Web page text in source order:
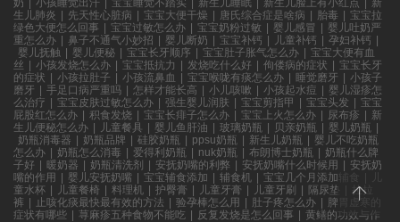
生儿肺炎 | 先天性心脏病 | 宝宝大便干燥 | 唐氏综合症是啥病 | 胎毒 | 宝宝拉
绿色大便怎么回事 | 宝宝过敏怎么办 | 宝宝奶粉过敏 | 婴儿感冒 | 婴儿吐奶严
重怎么办 | 鼻子不通气小妙招 | 婴儿断奶 | 宝宝补钙 | 儿童补钙 | 孕妇补钙 |
婴儿抚触 | 婴儿便秘 | 宝宝长牙顺序 | 宝宝肚子胀气怎么办 | 宝宝大便有血
丝 | 小孩发烧怎么办 | 宝宝抵抗力 | 发烧吃什么好 | 佝偻病的症状 | 宝宝长牙
的症状 | 小孩拉肚子 | 小孩流鼻血 | 宝宝喉咙有痰怎么办 | 睡觉磨牙 | 小孩子
磨牙 | 手足口病严重吗 | 怎样才能长高 | 小儿咳嗽 | 小孩起水痘 | 婴儿湿疹怎
么治疗 | 宝宝皮肤过敏怎么办 | 强生婴儿润肤 | 宝宝剪指甲 | 宝宝头发 | 宝宝
屁股红怎么办 | 积食发烧 | 宝宝长痱子怎么办 | 宝宝上火怎么办 | 尿布疹 | 新
生儿便秘怎么办 | 儿童餐具 | 婴儿鱼肝油 | 玻璃奶瓶 | 贝亲奶瓶 | 婴儿奶瓶 |
奶瓶消毒器 | 奶瓶品牌 | 硅胶奶瓶 | ppsu奶瓶 | 新生儿奶瓶 | 婴儿不吃奶瓶
怎么办 | 奶瓶怎么消毒 | 爱得利奶瓶 | nuk奶瓶 | 布朗博士奶瓶 | 奶瓶什么牌
子好 | 暖奶器 | 奶瓶清洗剂 | 安抚奶嘴的利弊 | 安抚奶嘴什么时候用 | 安抚奶
嘴的作用 | 婴儿安抚奶嘴 | 宝宝辅食添加 | 辅食机 | 宝宝几个月添加辅食
童水杯 | 儿童餐椅 | 料理机 | 护臀膏 | 儿童牙膏 | 儿童牙刷 | 隔尿垫
拉拉
裤 | 止咳化痰最快最有效的方法 | 验孕棒怎么用 | 肚子疼怎么办 | 脾胃虚寒的
症状有哪些 | 荨麻疹五种食物不能吃 | 反复发烧是怎么回事 | 黄鳝的功效与作